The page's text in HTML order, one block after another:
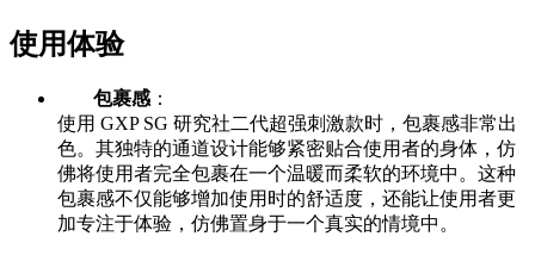
使用体验
包裹感 ：
使用 GXP SG 研究社二代超强刺激款时，包裹感非常出
色。其独特的通道设计能够紧密贴合使用者的身体，仿
佛将使用者完全包裹在一个温暖而柔软的环境中。这种
包裹感不仅能够增加使用时的舒适度，还能让使用者更
加专注于体验，仿佛置身于一个真实的情境中。